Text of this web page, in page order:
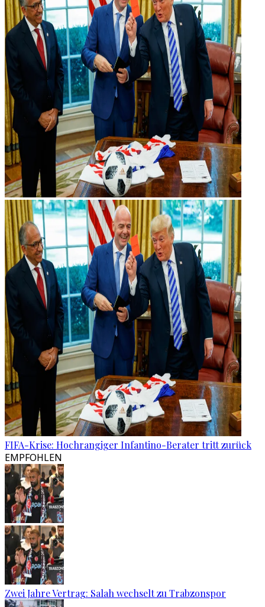
FIFA-Krise: Hochrangiger Infantino-Berater tritt zurück
EMPFOHLEN
Zwei Jahre Vertrag: Salah wechselt zu Trabzonspor